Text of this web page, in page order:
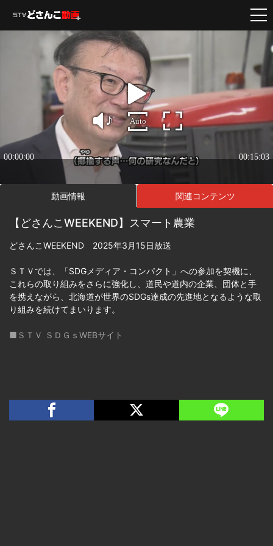
動画情報 関連コンテンツ
【どさんこWEEKEND】スマート農業
どさんこWEEKEND 2025年3月15日放送
ＳＴＶでは、「SDGメディア・コンパクト」への参加を契機に、
これらの取り組みをさらに強化し、道民や道内の企業、団体と手
を携えながら、北海道が世界のSDGs達成の先進地となるような取
り組みを続けてまいります。
■ＳＴＶ ＳＤＧｓWEBサイト